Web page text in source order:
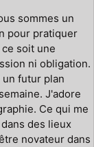
sommes un
pour pratiquer
soit une
ni obligation.
futur plan
J'adore
Ce qui me
des lieux
novateur dans